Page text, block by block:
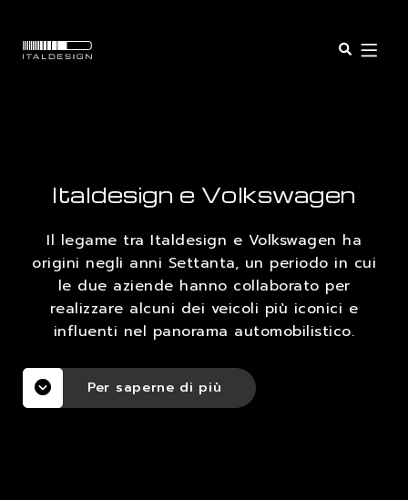
SECTORS
PROGETTI
INSIGHTS
COMPANY
Open
Italdesign e Volkswagen
Il legame tra Italdesign e Volkswagen ha
origini negli anni Settanta, un periodo in cui
le due aziende hanno collaborato per
realizzare alcuni dei veicoli più iconici e
influenti nel panorama automobilistico.
Per saperne di più